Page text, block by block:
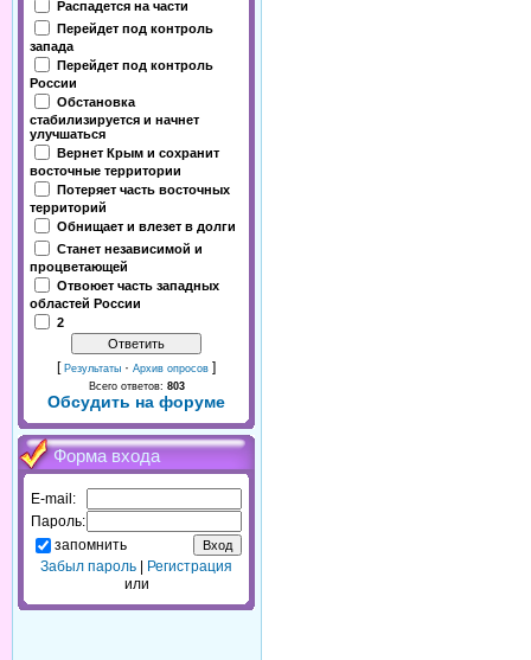
Распадется на части
Перейдет под контроль
запада
Перейдет под контроль
России
Обстановка
стабилизируется и начнет
улучшаться
Вернет Крым и сохранит
восточные территории
Потеряет часть восточных
территорий
Обнищает и влезет в долги
Станет независимой и
процветающей
Отвоюет часть западных
областей России
2
[ Результаты · Архив опросов ]
Всего ответов: 803
Обсудить на форуме
Форма входа
E-mail:
Пароль:
запомнить
Забыл пароль
Регистрация
или